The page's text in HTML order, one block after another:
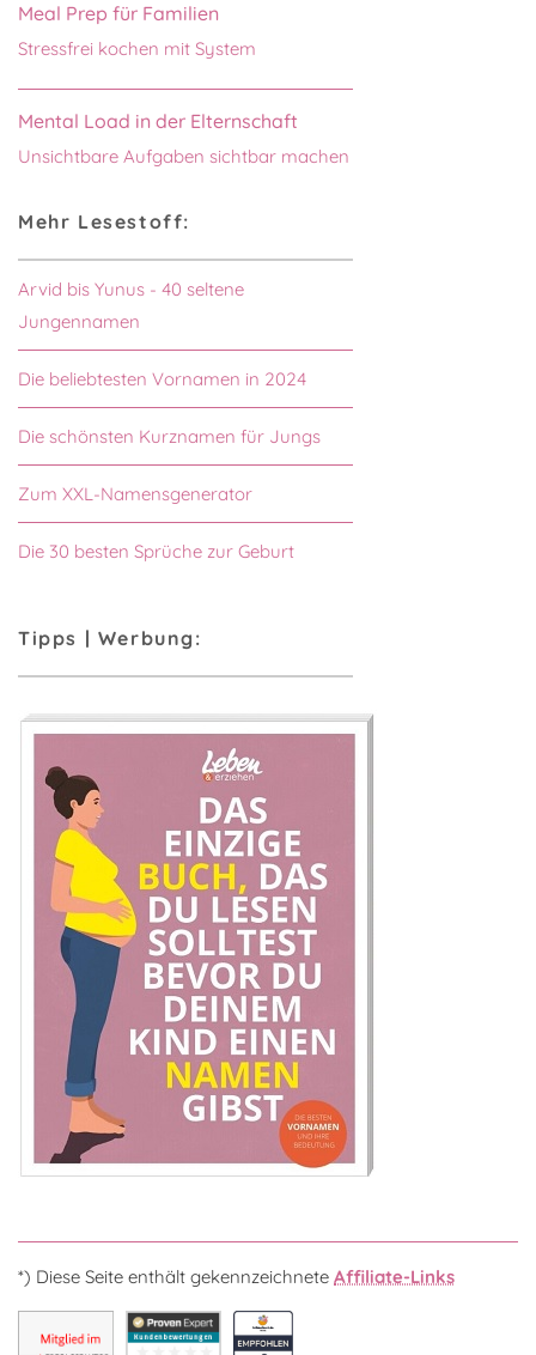
Meal Prep für Familien
Stressfrei kochen mit System
Mental Load in der Elternschaft
Unsichtbare Aufgaben sichtbar machen
Mehr Lesestoff:
Arvid bis Yunus - 40 seltene
Jungennamen
Die beliebtesten Vornamen in 2024
Die schönsten Kurznamen für Jungs
Zum XXL-Namensgenerator
Die 30 besten Sprüche zur Geburt
Tipps | Werbung:
*) Diese Seite enthält gekennzeichnete Affiliate-Links